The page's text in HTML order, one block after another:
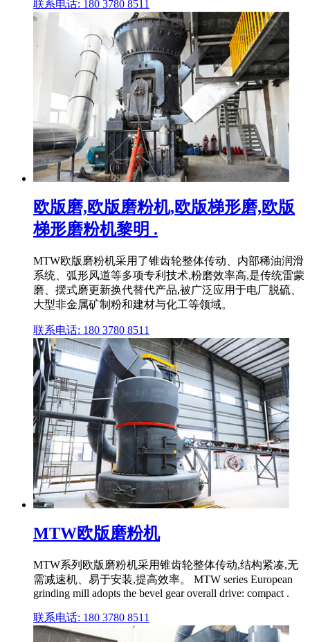
联系电话: 180 3780 8511
欧版磨,欧版磨粉机,欧版梯形磨,欧版
梯形磨粉机黎明 .
MTW欧版磨粉机采用了锥齿轮整体传动、内部稀油润滑
系统、弧形风道等多项专利技术,粉磨效率高,是传统雷蒙
磨、摆式磨更新换代替代产品,被广泛应用于电厂脱硫、
大型非金属矿制粉和建材与化工等领域。
联系电话: 180 3780 8511
MTW欧版磨粉机
MTW系列欧版磨粉机采用锥齿轮整体传动,结构紧凑,无
需减速机、易于安装,提高效率。 MTW series European
grinding mill adopts the bevel gear overall drive: compact .
联系电话: 180 3780 8511